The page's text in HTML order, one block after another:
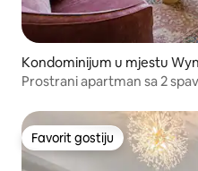
Kondominijum u mjestu
Prostrani apartman sa 2
Favorit gostiju
Favorit gostiju